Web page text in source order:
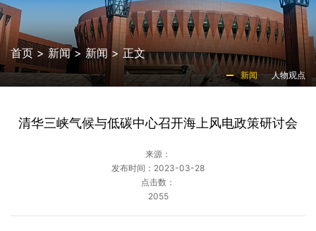
首页>新闻> 新闻 > 正文
新闻 人物观点
清华三峡气候与低碳中心召开海上风电政策研讨会
来源：
发布时间：2023-03-28
点击数：
2055